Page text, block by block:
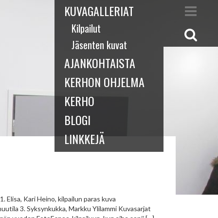
KUVAGALLERIAT
Kilpailut
Jäsenten kuvat
AJANKOHTAISTA
KERHON OHJELMA
KERHO
BLOGI
LINKKEJÄ
Elisa, Kari Heino, kilpailun paras kuva
3. Syksynkukka, Markku Ylilammi Kuvasarjat